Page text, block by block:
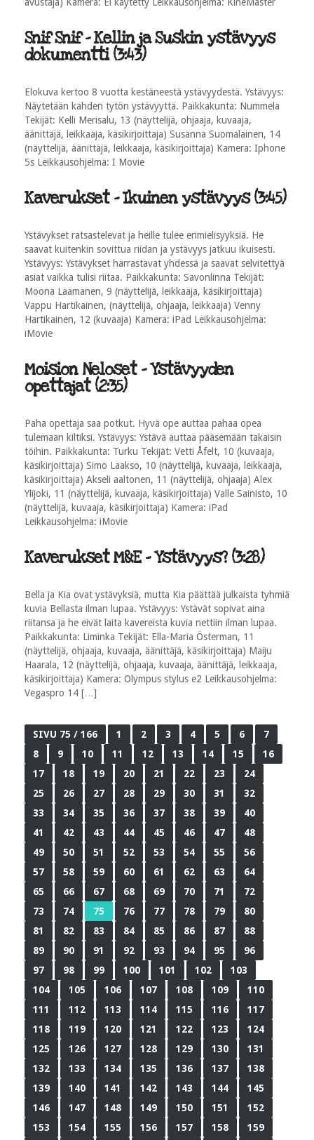
Snif Snif - Kellin ja Suskin ystävyys
dokumentti (3:43)
Elokuva kertoo 8 vuotta kestäneestä ystävyydestä. Ystävyys:
Näytetään kahden tytön ystävyyttä. Paikkakunta: Nummela
Tekijät: Kelli Merisalu, 13 (näyttelijä, ohjaaja, kuvaaja,
äänittäjä, leikkaaja, käsikirjoittaja) Susanna Suomalainen, 14
(näyttelijä, äänittäjä, leikkaaja, käsikirjoittaja) Kamera: Iphone
5s Leikkausohjelma: I Movie
Kaverukset - Ikuinen ystävyys (3:45)
Ystävykset ratsastelevat ja heille tulee erimielisyyksiä. He
saavat kuitenkin sovittua riidan ja ystävyys jatkuu ikuisesti.
Ystävyys: Ystävykset harrastavat yhdessä ja saavat selvitettyä
asiat vaikka tulisi riitaa. Paikkakunta: Savonlinna Tekijät:
Moona Laamanen, 9 (näyttelijä, leikkaaja, käsikirjoittaja)
Vappu Hartikainen, (näyttelijä, ohjaaja, leikkaaja) Venny
Hartikainen, 12 (kuvaaja) Kamera: iPad Leikkausohjelma:
iMovie
Moision Neloset - Ystävyyden
opettajat (2:35)
Paha opettaja saa potkut. Hyvä ope auttaa pahaa opea
tulemaan kiltiksi. Ystävyys: Ystävä auttaa pääsemään takaisin
töihin. Paikkakunta: Turku Tekijät: Vetti Åfelt, 10 (kuvaaja,
käsikirjoittaja) Simo Laakso, 10 (näyttelijä, kuvaaja, leikkaaja,
käsikirjoittaja) Akseli aaltonen, 11 (näyttelijä, ohjaaja) Alex
Ylijoki, 11 (näyttelijä, kuvaaja, käsikirjoittaja) Valle Sainisto, 10
(näyttelijä, kuvaaja, käsikirjoittaja) Kamera: iPad
Leikkausohjelma: iMovie
Kaverukset M&E - Ystävyys? (3:28)
Bella ja Kia ovat ystävyksiä, mutta Kia päättää julkaista tyhmiä
kuvia Bellasta ilman lupaa. Ystävyys: Ystävät sopivat aina
riitansa ja he eivät laita kavereista kuvia nettiin ilman lupaa.
Paikkakunta: Liminka Tekijät: Ella-Maria Österman, 11
(näyttelijä, ohjaaja, kuvaaja, äänittäjä, käsikirjoittaja) Maiju
Haarala, 12 (näyttelijä, ohjaaja, kuvaaja, äänittäjä, leikkaaja,
käsikirjoittaja) Kamera: Olympus stylus e2 Leikkausohjelma:
Vegaspro 14 […]
SIVU 75 / 166 1 2 3 4 5 6
7
8
9 10 11 12 13 14 15
16
17
18 19 20 21 22 23
24
25
26 27 28 29 30 31
32
33
34 35 36 37 38 39
40
41
42 43 44 45 46 47
48
49
50 51 52 53 54 55
56
57
58 59 60 61 62 63
64
65
66 67 68 69 70 71
72
73
74 75 76 77 78 79
80
81
82 83 84 85 86 87
88
89
90 91 92 93 94 95
96
97
98 99 100 101 102
103
104
105 106 107 108 109
110
111
112 113 114 115 116
117
118
119 120 121 122 123
124
125
126 127 128 129 130
131
132
133 134 135 136 137
138
139
140 141 142 143 144
145
146
147 148 149 150 151
152
153
154 155 156 157 158
159